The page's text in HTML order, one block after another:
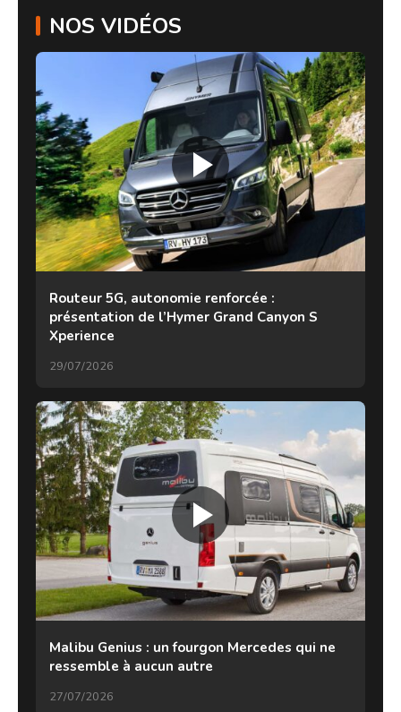
NOS VIDÉOS
Routeur 5G, autonomie renforcée :
présentation de l’Hymer Grand Canyon S
Xperience
29/07/2026
Malibu Genius : un fourgon Mercedes qui ne
ressemble à aucun autre
27/07/2026